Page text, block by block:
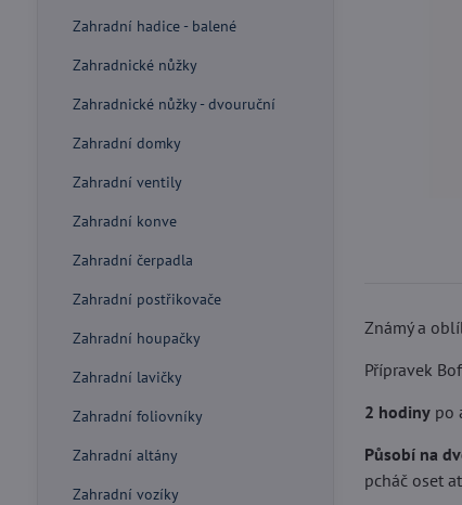
Známý a
Přípravek
2 hodiny po
Působí na
pcháč oset
Zahradní hadice - balené
Zahradnické nůžky
Zahradnické nůžky - dvouruční
Zahradní domky
Zahradní ventily
Zahradní konve
Zahradní čerpadla
Zahradní postřikovače
Zahradní houpačky
Zahradní lavičky
Zahradní foliovníky
Zahradní altány
Zahradní vozíky